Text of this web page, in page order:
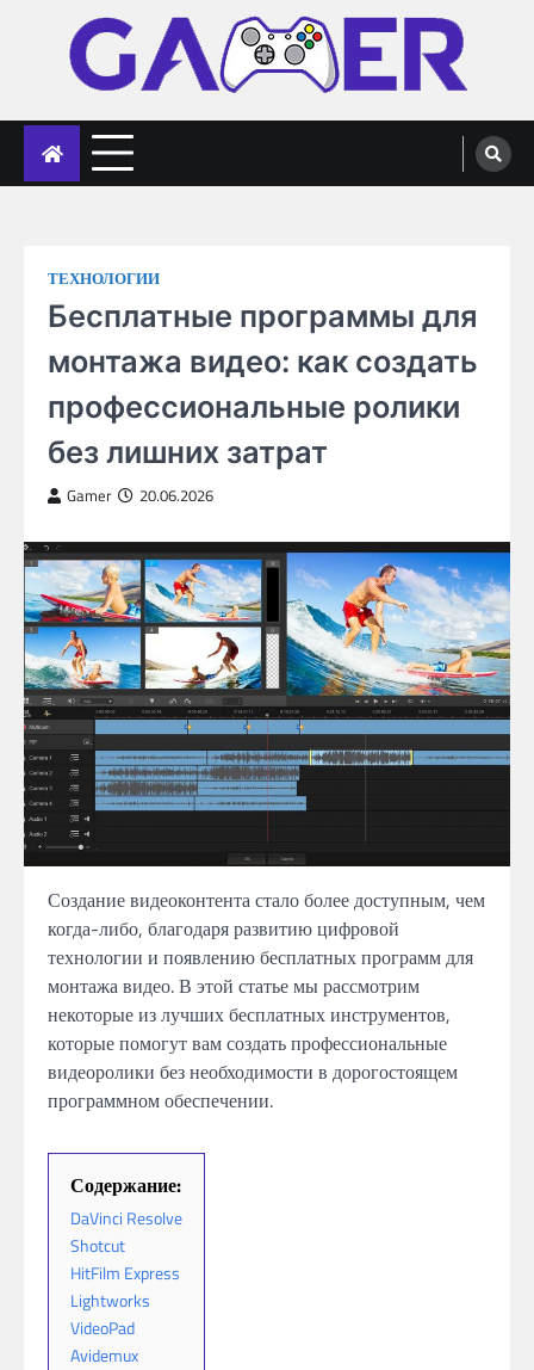
gameronline.biz
ТЕХНОЛОГИИ
Бесплатные программы для
монтажа видео: как создать
профессиональные ролики
без лишних затрат
Gamer 20.06.2026
Создание видеоконтента стало более доступным, чем
когда-либо, благодаря развитию цифровой
технологии и появлению бесплатных программ для
монтажа видео. В этой статье мы рассмотрим
некоторые из лучших бесплатных инструментов,
которые помогут вам создать профессиональные
видеоролики без необходимости в дорогостоящем
программном обеспечении.
Содержание:
DaVinci Resolve
Shotcut
HitFilm Express
Lightworks
VideoPad
Avidemux